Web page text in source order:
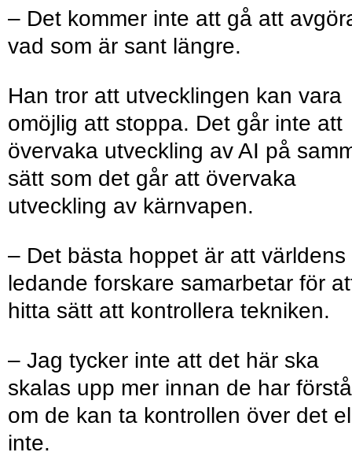
– Det kommer inte att gå att
vad som är sant längre.
Han tror att utvecklingen kan vara
omöjlig att stoppa. Det går inte att
övervaka utveckling av AI på
sätt som det går att övervaka
utveckling av kärnvapen.
– Det bästa hoppet är att världens
ledande forskare samarbetar för
hitta sätt att kontrollera tekniken.
– Jag tycker inte att det här ska
skalas upp mer innan de har
om de kan ta kontrollen över det
inte.